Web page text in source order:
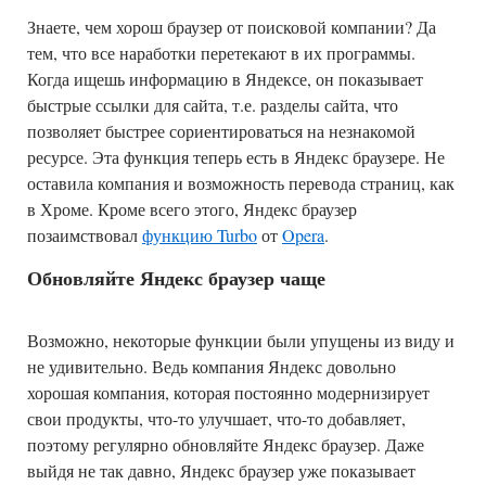
Знаете, чем хорош браузер от поисковой компании? Да
тем, что все наработки перетекают в их программы.
Когда ищешь информацию в Яндексе, он показывает
быстрые ссылки для сайта, т.е. разделы сайта, что
позволяет быстрее сориентироваться на незнакомой
ресурсе. Эта функция теперь есть в Яндекс браузере. Не
оставила компания и возможность перевода страниц, как
в Хроме. Кроме всего этого, Яндекс браузер
позаимствовалфункцию TurboотOpera.
Обновляйте Яндекс браузер чаще
Возможно, некоторые функции были упущены из виду и
не удивительно. Ведь компания Яндекс довольно
хорошая компания, которая постоянно модернизирует
свои продукты, что-то улучшает, что-то добавляет,
поэтому регулярно обновляйте Яндекс браузер. Даже
выйдя не так давно, Яндекс браузер уже показывает